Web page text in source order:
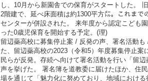
し、10月から新園舎での保育がスタートした。
2階建で、延べ床面積は約1300平方㍍。これま
センターが併設された。 来年度から認定こども
った0歳児保育を開始する予定。(理)
留辺蘂高校に募集停止案 / 反発の声、署名活動
た、留辺蘂高校の2023（令和5）年度募集停止
民らが反発。存続へ向けて署名活動を行い「留
声を挙げた。 署名簿を道教委に届けたほか、住
場を通じて「魅力化に努めており、地域におけ